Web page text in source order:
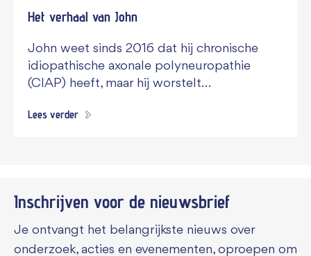
Het verhaal van John
John weet sinds 2016 dat hij chronische
idiopathische axonale polyneuropathie
(CIAP) heeft, maar hij worstelt…
Lees verder
Inschrijven voor de nieuwsbrief
Je ontvangt het belangrijkste nieuws over
onderzoek, acties en evenementen, oproepen om